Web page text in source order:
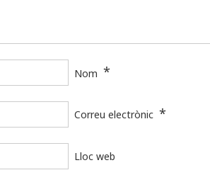
Nom *
Correu electrònic *
Lloc web